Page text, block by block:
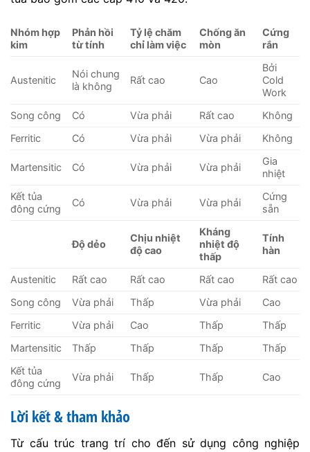
Nhóm hợp
kim
Phản hồi
từ tính
Tỷ lệ chăm
chỉ làm việc
Chống ăn
mòn
Cứng
rắn
Austenitic
Nói chung
là không
Rất cao Cao
Bởi
Cold
Work
Song công
Có Vừa phải Rất cao
Không
Ferritic
Có Vừa phải Vừa phải Không
Martensitic Có Vừa phải Vừa phải
Gia
nhiệt
Kết tủa
đông cứng
Có Vừa phải Vừa phải
Cứng
sẵn
Độ dẻo
Chịu nhiệt
độ cao
Kháng
nhiệt độ
thấp
Tính
hàn
Austenitic Rất cao Rất cao Rất cao
Rất cao
Song công
Vừa phải Thấp Vừa phải
Cao
Ferritic
Vừa phải Cao Thấp
Thấp
Martensitic
Thấp Thấp Thấp
Thấp
Kết tủa
đông cứng
Vừa phải Thấp Thấp Cao
Lời kết & tham khảo
Từ cấu trúc trang trí cho đến sử dụng công nghiệp